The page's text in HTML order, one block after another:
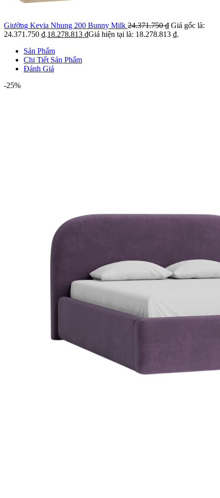
Giường Kevia Nhung 200 Bunny Milk 24.371.750₫ Giá gốc là:
24.371.750 ₫.18.278.813 ₫Giá hiện tại là: 18.278.813 ₫.
Sản Phẩm
Chi Tiết Sản Phẩm
Đánh Giá
-25%